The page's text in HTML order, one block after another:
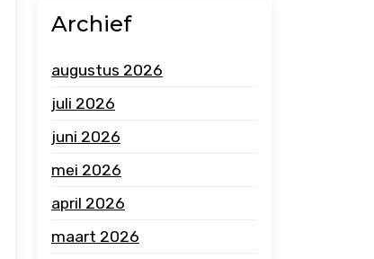
Archief
augustus 2026
juli 2026
juni 2026
mei 2026
april 2026
maart 2026